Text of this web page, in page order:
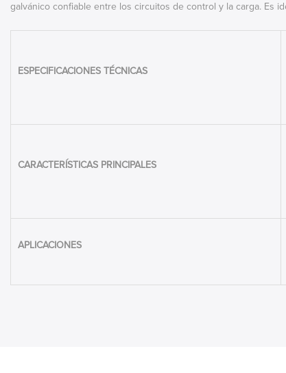
galvánico confiable entre los circuitos de control y la carga. Es
ESPECIFICACIONES TÉCNICAS
CARACTERÍSTICAS PRINCIPALES
APLICACIONES